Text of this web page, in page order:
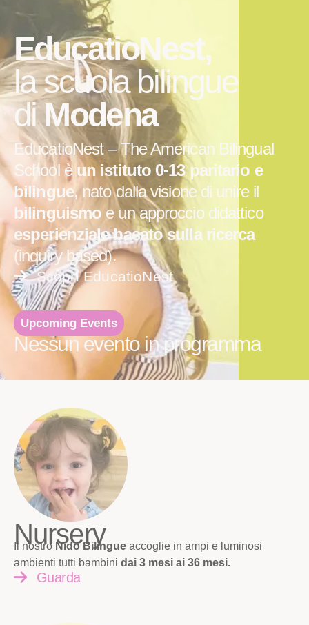
EducatioNest,
la scuola bilingue
diModena
EducatioNest – The American Bilingual
School è un istituto 0-13 paritario e
bilingue, nato dalla visione di unire il
bilinguismo e un approccio didattico
esperienziale basato sulla ricerca
(inquiry based).
Scopri EducatioNest
Upcoming Events
Nessun evento in programma
Nursery
Il nostro Nido Bilingue accoglie in ampi e luminosi
ambienti tutti bambini dai 3 mesi ai 36 mesi.
Guarda